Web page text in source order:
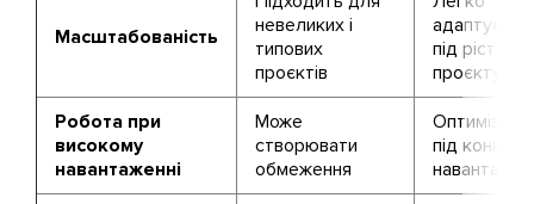
Масштабованість
невеликих і
типових
проєктів
під ріст
проєкту
Робота при
високому
навантаженні
Може
створювати
обмеження
під